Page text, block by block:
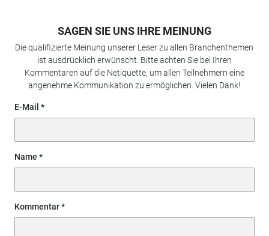
SAGEN SIE UNS IHRE MEINUNG
Die qualifizierte Meinung unserer Leser zu allen Branchenthemen
ist ausdrücklich erwünscht. Bitte achten Sie bei Ihren
Kommentaren auf die Netiquette, um allen Teilnehmern eine
angenehme Kommunikation zu ermöglichen. Vielen Dank!
E-Mail
Name
Kommentar